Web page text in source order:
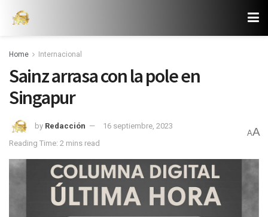
Home Internacional
Sainz arrasa con la pole en
Singapur
by Redacción
16 septiembre, 2023
Reading Time: 2 mins read
AA